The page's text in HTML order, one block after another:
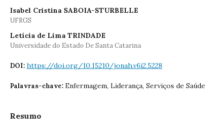
Isabel Cristina SABOIA-STURBELLE
UFRGS
Letícia de Lima TRINDADE
Universidade do Estado De Santa Catarina
DOI: https://doi.org/10.15210/jonah.v6i2.5228
Palavras-chave: Enfermagem, Liderança, Serviços de Saúde
Resumo